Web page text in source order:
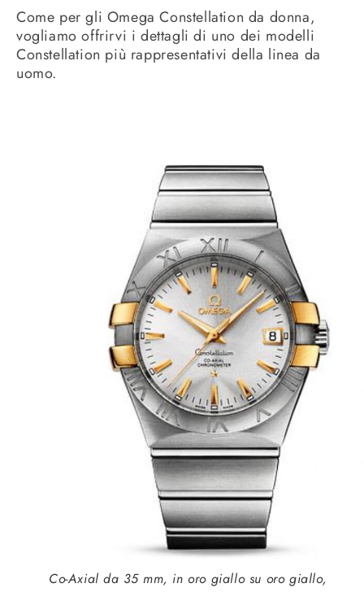
Come per gli Omega Constellation da donna,
vogliamo offrirvi i dettagli di uno dei modelli
Constellation più rappresentativi della linea da
uomo.
Co-Axial da 35 mm, in oro giallo su oro giallo,